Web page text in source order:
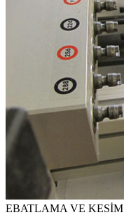
EBATLAMA VE KESİM